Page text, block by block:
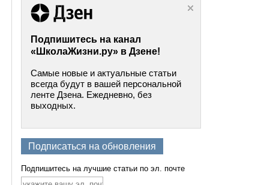
Подпишитесь на канал
«ШколаЖизни.ру» в Дзене!
Самые новые и актуальные статьи
всегда будут в вашей персональной
ленте Дзена. Ежедневно, без
выходных.
Подписаться на обновления
Подпишитесь на лучшие статьи по эл. почте